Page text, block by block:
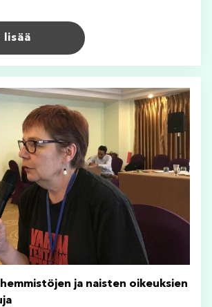
lisää
ja naisten oikeuksien